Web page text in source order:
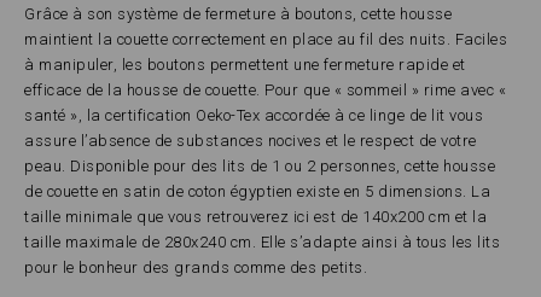
Grâce à son système de fermeture à boutons, cette housse
maintient la couette correctement en place au fil des nuits. Faciles
à manipuler, les boutons permettent une fermeture rapide et
efficace de la housse de couette. Pour que « sommeil » rime avec «
santé », la certification Oeko-Tex accordée à ce linge de lit vous
assure l’absence de substances nocives et le respect de votre
peau. Disponible pour des lits de 1 ou 2 personnes, cette housse
de couette en satin de coton égyptien existe en 5 dimensions. La
taille minimale que vous retrouverez ici est de 140x200 cm et la
taille maximale de 280x240 cm. Elle s’adapte ainsi à tous les lits
pour le bonheur des grands comme des petits.